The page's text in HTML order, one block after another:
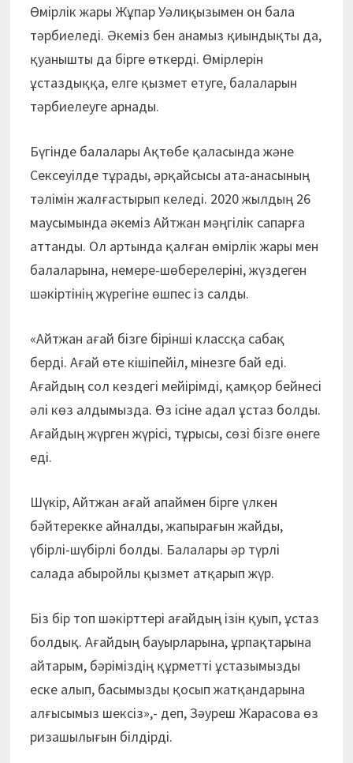
Өмірлік жары Жұпар Уәлиқызымен он бала
тәрбиеледі. Әкеміз бен анамыз қиындықты да,
қуанышты да бірге өткерді. Өмірлерін
ұстаздыққа, елге қызмет етуге, балаларын
тәрбиелеуге арнады.
Бүгінде балалары Ақтөбе қаласында және
Сексеуілде тұрады, әрқайсысы ата-анасының
тәлімін жалғастырып келеді. 2020 жылдың 26
маусымында әкеміз Айтжан мәңгілік сапарға
аттанды. Ол артында қалған өмірлік жары мен
балаларына, немере-шөберелеріні, жүздеген
шәкіртінің жүрегіне өшпес із салды.
«Айтжан ағай бізге бірінші классқа сабақ
берді. Ағай өте кішіпейіл, мінезге бай еді.
Ағайдың сол кездегі мейірімді, қамқор бейнесі
әлі көз алдымызда. Өз ісіне адал ұстаз болды.
Ағайдың жүрген жүрісі, тұрысы, сөзі бізге өнеге
еді.
Шүкір, Айтжан ағай апаймен бірге үлкен
бәйтерекке айналды, жапырағын жайды,
үбірлі-шүбірлі болды. Балалары әр түрлі
салада абыройлы қызмет атқарып жүр.
Біз бір топ шәкірттері ағайдың ізін қуып, ұстаз
болдық. Ағайдың бауырларына, ұрпақтарына
айтарым, бәріміздің құрметті ұстазымызды
еске алып, басымызды қосып жатқандарына
алғысымыз шексіз»,- деп, Зәуреш Жарасова өз
ризашылығын білдірді.